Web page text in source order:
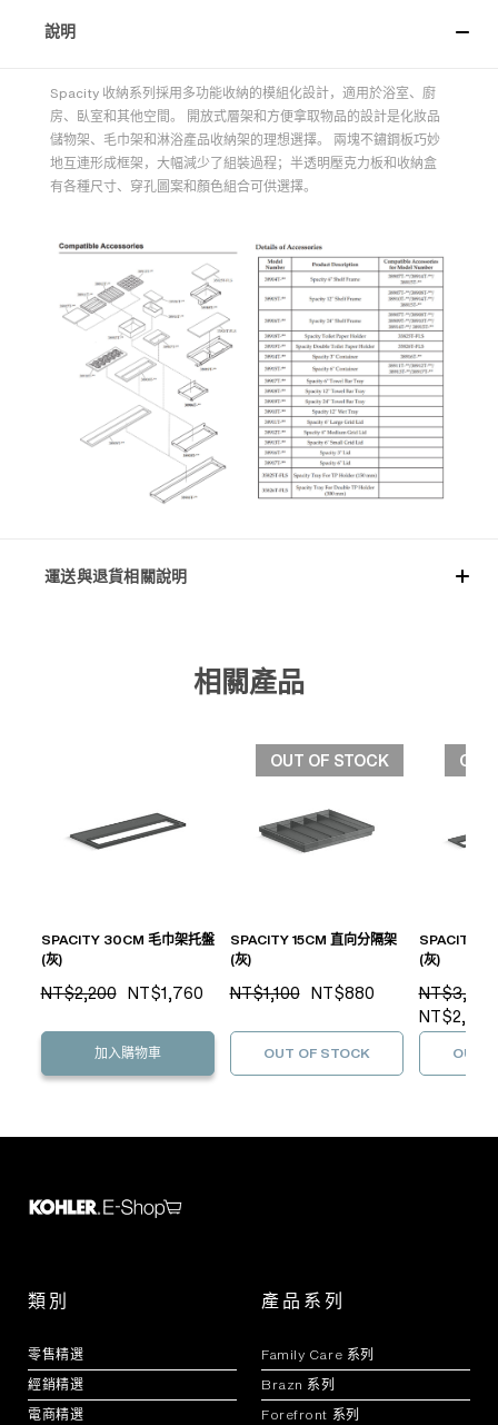
說明
Spacity 收納系列採用多功能收納的模組化設計，適用於浴室、廚
房、臥室和其他空間。 開放式層架和方便拿取物品的設計是化妝品
儲物架、毛巾架和淋浴產品收納架的理想選擇。 兩塊不鏽鋼板巧妙
地互連形成框架，大幅減少了組裝過程；半透明壓克力板和收納盒
有各種尺寸、穿孔圖案和顏色組合可供選擇。
運送與退貨相關說明
相關產品
SPACITY 30CM 毛巾架托盤
(灰)
NT$2,200 NT$1,760
加入購物車
OUT OF STOCK
SPACITY 15CM 直向分隔架
(灰)
NT$1,100 NT$880
OUT OF STOCK
OUT
SPACITY
(灰)
NT$3,000
NT$2,400
OUT
類別
零售精選
經銷精選
電商精選
產品系列
Family Care 系列
Brazn 系列
Forefront 系列